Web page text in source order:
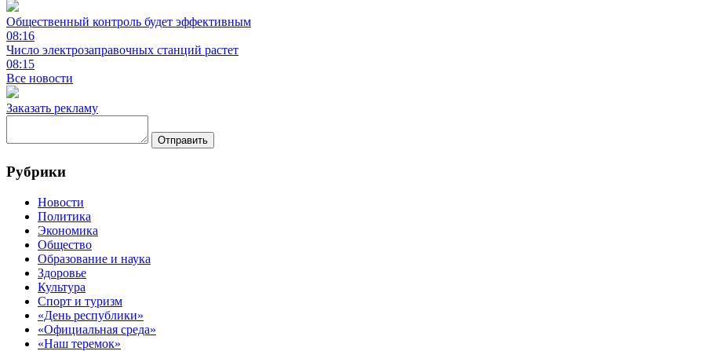
Общественный контроль будет эффективным
08:16
Число электрозаправочных станций растет
08:15
Все новости
Заказать рекламу
Отправить
Рубрики
Новости
Политика
Экономика
Общество
Образование и наука
Здоровье
Культура
Спорт и туризм
«День республики»
«Официальная среда»
«Наш теремок»